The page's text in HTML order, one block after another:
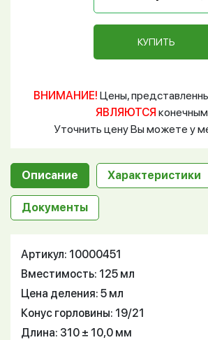
КУПИТЬ
ВНИМАНИЕ! Цены,
ЯВЛЯЮТСЯ
Уточнить цену Вы можете у
Описание Характеристики
Документы
Артикул: 10000451
Вместимость: 125 мл
Цена деления: 5 мл
Конус горловины: 19/21
Длина: 310 ± 10,0 мм